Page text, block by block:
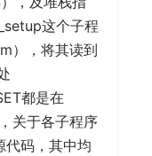
这个子程
），将其读到
都是在
关于各子程序
代码，其中均